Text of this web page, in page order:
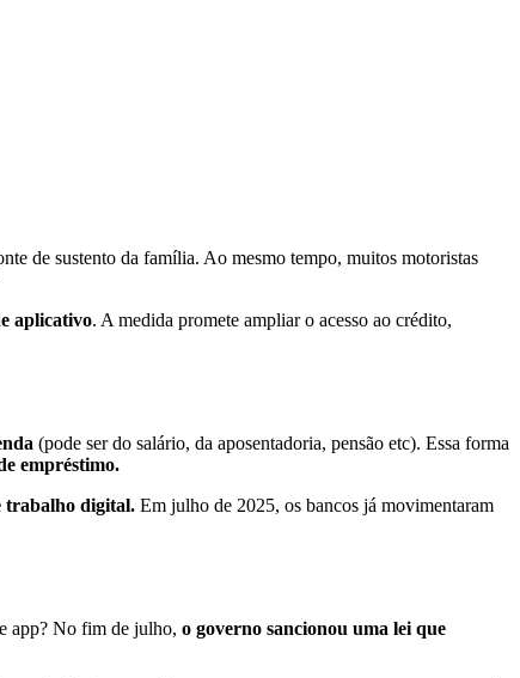
de sustento da família. Ao mesmo tempo, muitos motoristas
aplicativo. A medida promete ampliar o acesso ao crédito,
(pode ser do salário, da aposentadoria, pensão etc). Essa forma
empréstimo.
trabalho digital. Em julho de 2025, os bancos já movimentaram
app? No fim de julho, o governo sancionou uma lei que